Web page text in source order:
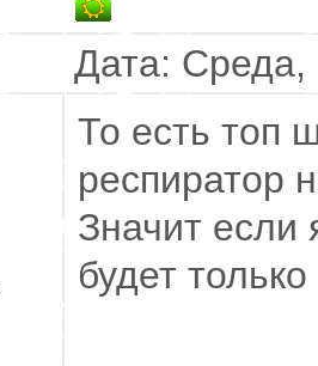
Дата:
То есть топ
респиратор
Значит если
будет